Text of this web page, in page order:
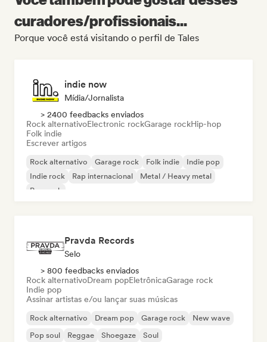
curadores/profissionais...
Porque você está visitando o perfil de Tales
indie now
Mídia/Jornalista
> 2400 feedbacks enviados
Rock alternativoElectronic rockGarage rockHip-hop
Folk indie
Escrever artigos
Rock alternativo Garage rock Folk indie
Indie pop
Indie rock
Rap internacional
Metal / Heavy metal
Pop rock
Pravda Records
Selo
> 800 feedbacks enviados
Rock alternativoDream popEletrônicaGarage rock
Indie pop
Assinar artistas e/ou lançar suas músicas
Rock alternativo Dream pop Garage rock
New wave
Pop soul
Reggae Shoegaze Soul